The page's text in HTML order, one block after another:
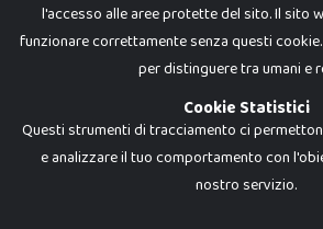
Dadi e Mattoncini è un brand di Giocabene Srl.
l'accesso alle aree protette del sito. Il sito
funzionare correttamente senza questi
per distinguere tra umani e
Cookie Statistici
Questi strumenti di tracciamento ci
e analizzare il tuo comportamento con
nostro servizio.